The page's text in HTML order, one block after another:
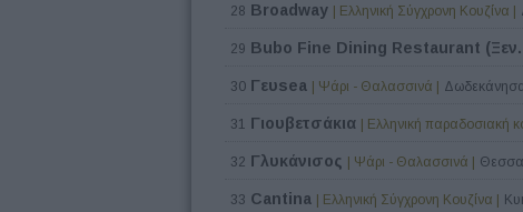
28 Broadway | Ελληνική Σύγχρονη Κουζίνα |
29 Bubo Fine Dining Restaurant
30 Γευsea | Ψάρι - Θαλασσινά |
31 Γιουβετσάκια | Ελληνική παραδοσιακή
32 Γλυκάνισος | Ψάρι - Θαλασσινά |
33 Cantina | Ελληνική Σύγχρονη Κουζίνα |